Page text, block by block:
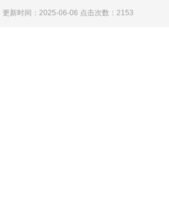
更新时间：2025-06-06 点击次数：2153